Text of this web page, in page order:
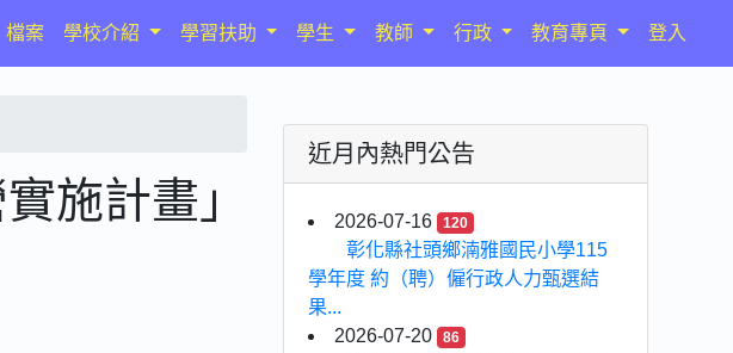
檔案 學校介紹 學習扶助 學生 教師 行政 教育專頁 登入
施計畫」
近月內熱門公告
2026-07-16 120
彰化縣社頭鄉湳雅國民小學115
學年度 約（聘）僱行政人力甄選結
果...
2026-07-20
86